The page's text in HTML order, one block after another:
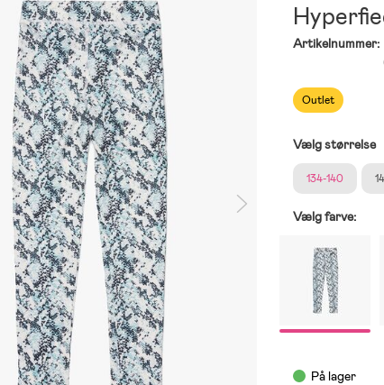
Artikelnummer:
Outlet
Vælg størrelse
134-140
Vælg farve:
På lager